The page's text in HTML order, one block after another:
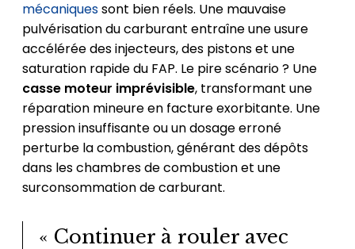
mécaniquessont bien réels. Une mauvaise
pulvérisation du carburant entraîne une usure
accélérée des injecteurs, des pistons et une
saturation rapide du FAP. Le pire scénario ? Une
casse moteur imprévisible, transformant une
réparation mineure en facture exorbitante. Une
pression insuffisante ou un dosage erroné
perturbe la combustion, générant des dépôts
dans les chambres de combustion et une
surconsommation de carburant.
« Continuer à rouler avec